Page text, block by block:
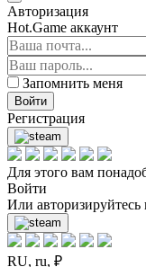
Авторизация
Hot.Game аккаунт
Запомнить меня
Войти
Регистрация
Для этого вам
Войти
Или авторизируйтесь
RU, ru, ₽